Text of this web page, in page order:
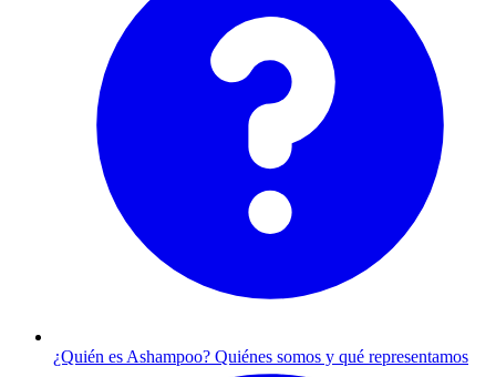
¿Quién es Ashampoo? Quiénes somos y qué representamos